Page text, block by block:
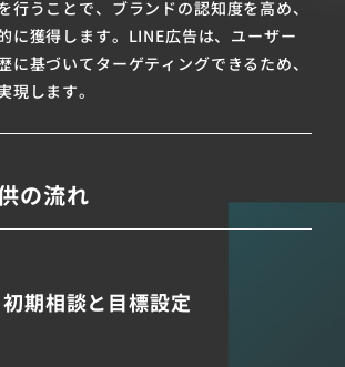
行うことで、ブランドの認知度を高め、
に獲得します。LINE広告は、ユーザー
に基づいてターゲティングできるため、
現します。
の流れ
初期相談と目標設定